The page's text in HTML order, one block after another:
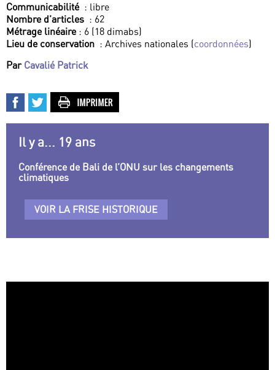
Communicabilité : libre
Nombre d’articles : 62
Métrage linéaire: 6 (18 dimabs)
Lieu de conservation : Archives nationales (coordonnées)
Par Cavalié Patrick
Il y a... 19 ans
Conférence de Bali de l’ONU sur les changements
climatiques
VOIR LA FRISE HISTORIQUE